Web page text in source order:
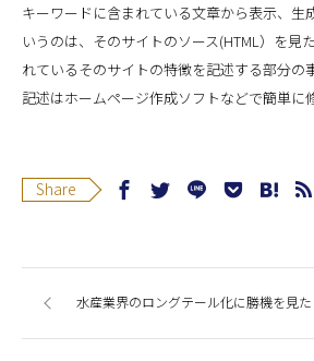
キーワードに含まれている文章から表示、生
いうのは、そのサイトのソース(HTML）を見
れているそのサイトの特徴を記述する部分の
記述はホームページ作成ソフトなどで簡単に
Share
水産業界のロングテール化に勝機を見た